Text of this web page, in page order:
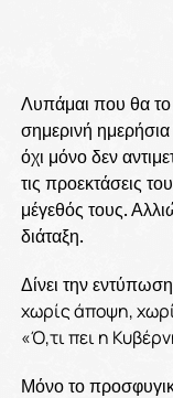
Λυπάμαι που θα το
σημερινή
όχι μόνο δεν
τις προεκτάσεις
μέγεθός τους.
διάταξη.
Δίνει την
χωρίς άποψη,
«Ό,τι πει η
Μόνο το